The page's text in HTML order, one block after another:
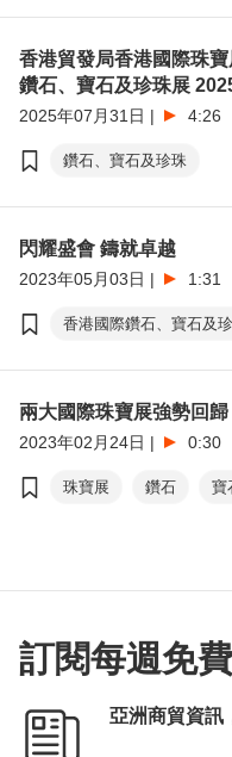
香港貿發局香港國際珠
鑽石、寶石及珍珠展
2025年07月31日 | 4:26
鑽石、寶石及珍珠
閃耀盛會 鑄就卓越
2023年05月03日 | 1:31
香港國際鑽石、寶石及
兩大國際珠寶展強勢回歸
2023年02月24日 | 0:30
珠寶展 鑽石 寶
訂閱每週免
亞洲商貿資訊